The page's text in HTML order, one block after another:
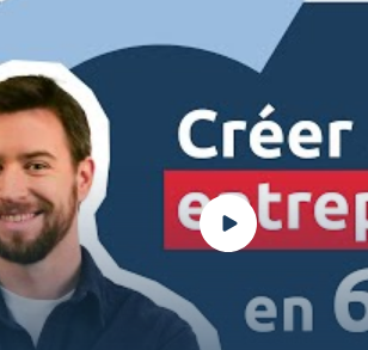
Play